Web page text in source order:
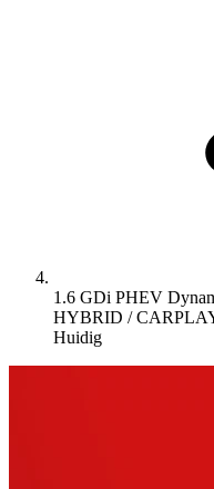
1.6 GDi PHEV
HYBRID /
Huidig